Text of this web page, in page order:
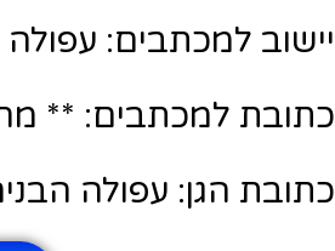
יישוב למכתבים: עפולה
כתובת למכתבים: **
כתובת הגן: עפולה הבנים